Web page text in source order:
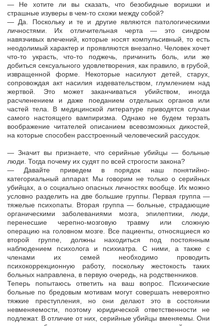
— Не хотите ли вы сказать, что безобидные воришки и
страшные изуверы в чем-то схожи между собой?
— Да. Поскольку и те и другие являются патологическими
личностями. Их отличительная черта — это синдром
навязчивых влечений, которые носят компульсивный, то есть
неодолимый характер и проявляются внезапно. Человек хочет
что-то украсть, что-то поджечь, причинить боль, или же
добиться сексуального удовлетворения, как правило, в грубой,
извращенной форме. Некоторые насилуют детей, старух,
сопровождая акт насилия издевательством, глумлением над
жертвой. Это может заканчиваться убийством, иногда
расчленением и даже поеданием отдельных органов или
частей тела. В медицинской литературе приводятся случаи
самого настоящего вампиризма. Однако не будем терзать
воображение читателей описанием всевозможных дикостей,
на которые способен расстроенный человеческий рассудок.
— Значит вы признаете, что серийные убийцы — больные
люди. Тогда почему их судят по всей строгости закона?
— Давайте приведем в порядок наш понятийно-
категориальный аппарат. Мы говорим не только о серийных
убийцах, а о социально опасных личностях вообще. Их можно
условно разделить на две большие группы. Первая группа —
тяжелые психопаты. Вторая группа — больные, страдающие
органическими заболеваниями мозга, эпилептики, люди,
перенесшие черепно-мозговую травму или сложную
операцию на головном мозге. Все пациенты, относящиеся ко
второй группе, должны находиться под постоянным
наблюдением психолога и психиатра. С ними, а также с
членами их семей необходимо проводить
психокоррекционную работу, поскольку жестокость таких
больных направлена, в первую очередь, на родственников.
Теперь попытаюсь ответить на ваш вопрос. Психические
больные по бредовым мотивам могут совершать невероятно
тяжкие преступления, но они делают это в состоянии
невменяемости, поэтому юридической ответственности не
подлежат. В отличие от них, серийные убийцы вменяемы. Они